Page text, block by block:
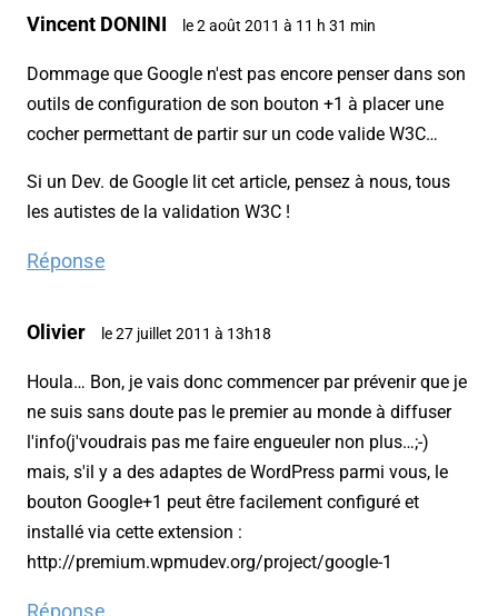
Vincent DONINI le 2 août 2011 à 11 h 31 min
Dommage que Google n'est pas encore penser dans son
outils de configuration de son bouton +1 à placer une
cocher permettant de partir sur un code valide W3C…
Si un Dev. de Google lit cet article, pensez à nous, tous
les autistes de la validation W3C !
Réponse
Olivier le 27 juillet 2011 à 13h18
Houla… Bon, je vais donc commencer par prévenir que je
ne suis sans doute pas le premier au monde à diffuser
l'info(j'voudrais pas me faire engueuler non plus…;-)
mais, s'il y a des adaptes de WordPress parmi vous, le
bouton Google+1 peut être facilement configuré et
installé via cette extension :
http://premium.wpmudev.org/project/google-1
Réponse